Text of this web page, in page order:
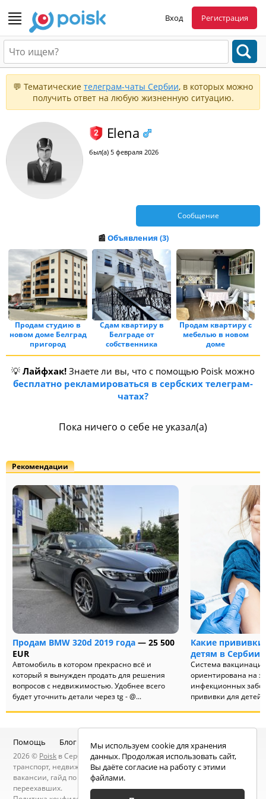
Вход Регистрация
💬 Тематические телеграм-чаты Сербии, в которых можно
получить ответ на любую жизненную ситуацию.
Elena
был(а) 5 февраля 2026
Сообщение
📰 Объявления (3)
Продам студию в
новом доме Белград
пригород
Сдам квартиру в
Белграде от
собственника
Продам квартиру с
мебелью в новом
доме
💡 Лайфхак! Знаете ли вы, что с помощью Poisk можно
бесплатно рекламироваться в сербских телеграм-
чатах?
Пока ничего о себе не указал(а)
Рекомендации
Продам BMW 320d 2019 года— 25 500
EUR
Автомобиль в котором прекрасно всё и
который я вынужден продать для решения
вопросов с недвижимостью. Удобнее всего
будет уточнить детали через tg - @...
Какие прививки
детям в Сербии
Система
ориентирована на
инфекционных
прививки для детей
Помощь Блог Telegram-канал Чат
2026 © Poisk в Сербии — услуги специалистов, объявления:
транспорт, недвижимость, электроника, мебель, работа и
вакансии, гайд по Сербии, статьи, новости, посты людей, карта
переехавших.
Мы используем cookie для хранения
данных. Продолжая использовать сайт,
Вы даёте согласие на работу с этими
файлами.